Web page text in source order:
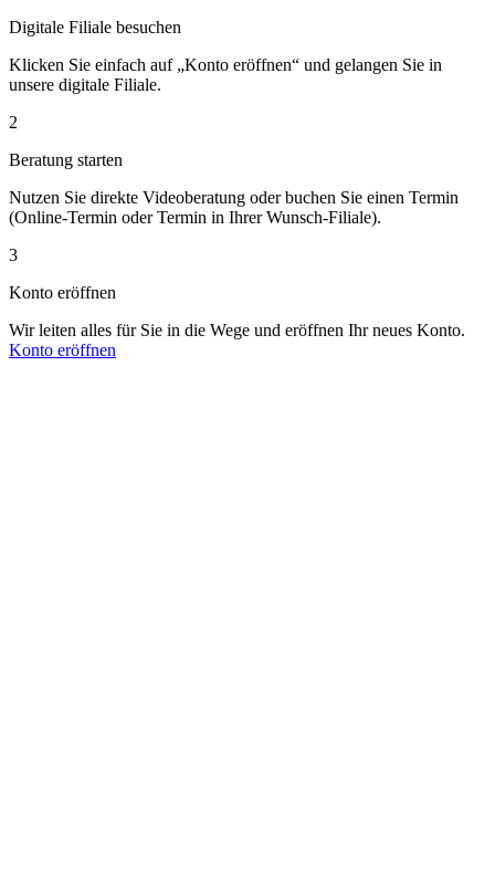
Digitale Filiale besuchen
Klicken Sie einfach auf „Konto eröffnen“ und gelangen Sie in
unsere digitale Filiale.
2
Beratung starten
Nutzen Sie direkte Videoberatung oder buchen Sie einen Termin
(Online-Termin oder Termin in Ihrer Wunsch-Filiale).
3
Konto eröffnen
Wir leiten alles für Sie in die Wege und eröffnen Ihr neues Konto.
Konto eröffnen